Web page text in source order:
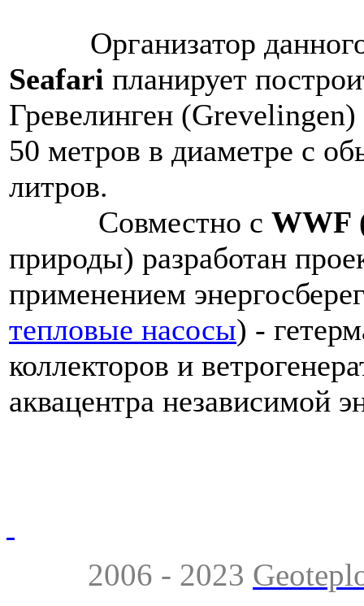
Организатор данного
Seafari планирует
Гревелинген
50 метров в диаметре с
литров.
Совместно с WWF
природы) разработан
применением
тепловые насосы) -
коллекторов и
аквацентра независимой
2006 - 2023